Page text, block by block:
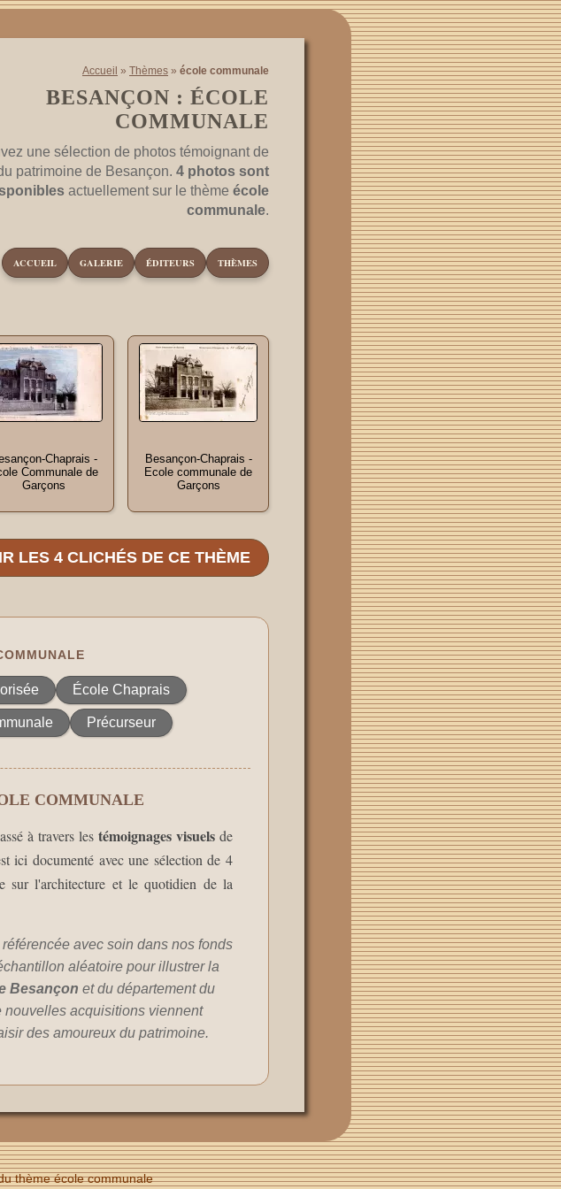
Accueil » Thèmes » école communale
BESANÇON : ÉCOLE
COMMUNALE
une sélection de photos témoignant de
patrimoine de Besançon. 4 photos sont
actuellement sur le thème école
communale.
ACCUEIL GALERIE ÉDITEURS THÈMES
Chaprais -
Communale de
Garçons
Besançon-Chaprais -
Ecole communale de
Garçons
LES 4 CLICHÉS DE CE THÈME
École Chaprais
Précurseur
COMMUNALE
à travers les témoignages visuels de
ici documenté avec une sélection de 4
sur l'architecture et le quotidien de la
avec soin dans nos fonds
aléatoire pour illustrer la
Besançon et du département du
acquisitions viennent
des amoureux du patrimoine.
thème école communale